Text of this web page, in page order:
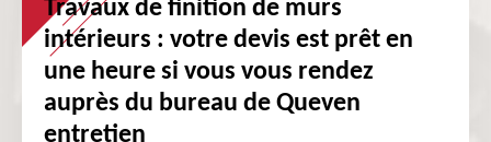
Travaux de finition de murs
intérieurs : votre devis est prêt en
une heure si vous vous rendez
auprès du bureau de Queven
entretien